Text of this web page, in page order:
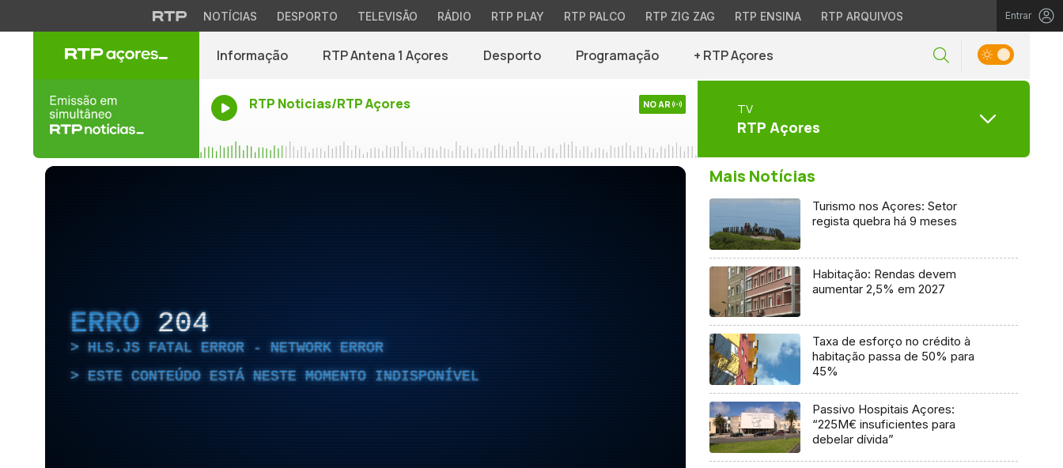
NOTÍCIAS DESPORTO TELEVISÃO RÁDIO RTP PLAY RTP PALCO RTP ZIG ZAG RTP ENSINA RTP ARQUIVOS Entrar
Informação RTP Antena 1 Açores Desporto Programação + RTP Açores
RTP Noticias/RTP Açores NO AR TV
RTP Açores
ERRO 204
HLS.JS FATAL ERROR - NETWORK ERROR
ESTE CONTEÚDO ESTÁ NESTE MOMENTO INDISPONÍVEL
Mais Notícias
Turismo nos Açores: Setor
regista quebra há 9 meses
Habitação: Rendas devem
aumentar 2,5% em 2027
Taxa de esforço no crédito à
habitação passa de 50% para
45%
Passivo Hospitais Açores:
“225M€ insuficientes para
debelar dívida”